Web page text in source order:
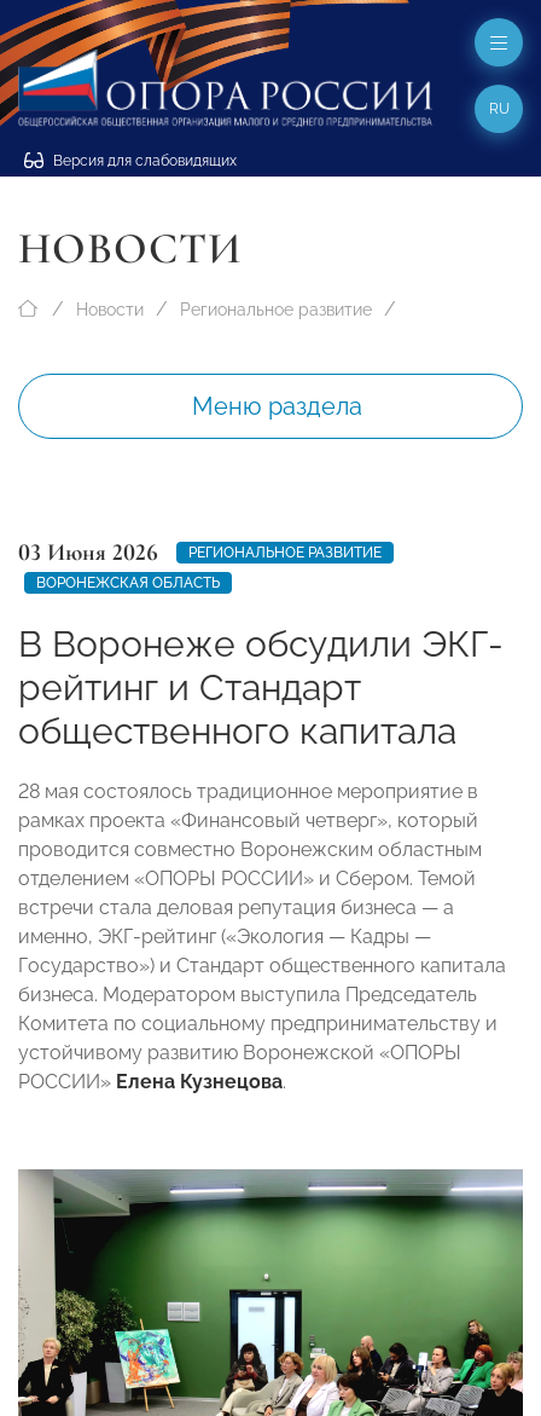
Версия для слабовидящих
RU
НОВОСТИ
Новости Региональное развитие
Меню раздела
03 Июня 2026
РЕГИОНАЛЬНОЕ РАЗВИТИЕ
ВОРОНЕЖСКАЯ ОБЛАСТЬ
В Воронеже обсудили ЭКГ-
рейтинг и Стандарт
общественного капитала
28 мая состоялось традиционное мероприятие в
рамках проекта «Финансовый четверг», который
проводится совместно Воронежским областным
отделением «ОПОРЫ РОССИИ» и Сбером. Темой
встречи стала деловая репутация бизнеса — а
именно, ЭКГ-рейтинг («Экология — Кадры —
Государство») и Стандарт общественного капитала
бизнеса. Модератором выступила Председатель
Комитета по социальному предпринимательству и
устойчивому развитию Воронежской «ОПОРЫ
РОССИИ» Елена Кузнецова.